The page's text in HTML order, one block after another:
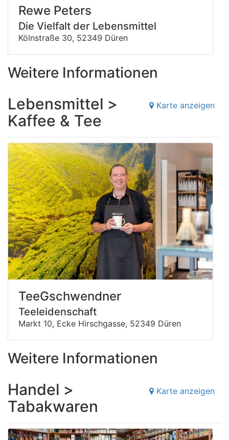
Rewe Peters
Die Vielfalt der Lebensmittel
Kölnstraße 30, 52349 Düren
Weitere Informationen
Karte anzeigen
Lebensmittel >
Kaffee & Tee
TeeGschwendner
Teeleidenschaft
Markt 10, Ecke Hirschgasse, 52349 Düren
Weitere Informationen
Karte anzeigen
Handel >
Tabakwaren